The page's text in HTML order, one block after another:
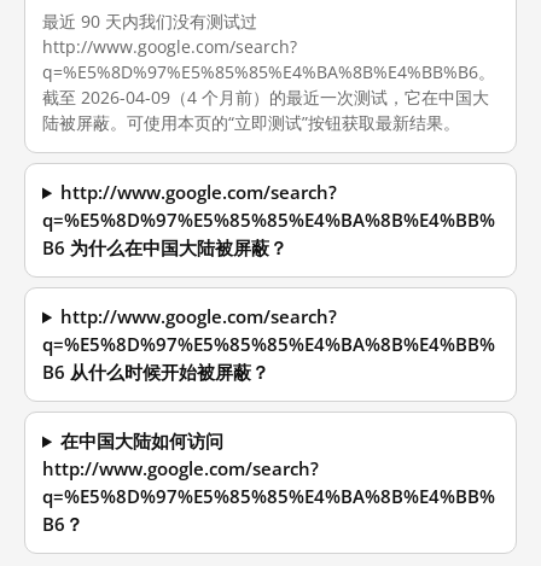
最近 90 天内我们没有测试过
http://www.google.com/search?
q=%E5%8D%97%E5%85%85%E4%BA%8B%E4%BB%B6。
截至 2026-04-09（4 个月前）的最近一次测试，它在中国大
陆被屏蔽。可使用本页的“立即测试”按钮获取最新结果。
http://www.google.com/search?
q=%E5%8D%97%E5%85%85%E4%BA%8B%E4%BB%
B6 为什么在中国大陆被屏蔽？
http://www.google.com/search?
q=%E5%8D%97%E5%85%85%E4%BA%8B%E4%BB%
B6 从什么时候开始被屏蔽？
在中国大陆如何访问
http://www.google.com/search?
q=%E5%8D%97%E5%85%85%E4%BA%8B%E4%BB%
B6？